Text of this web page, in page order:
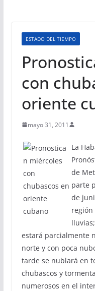
ESTADO DEL TIEMPO
con
oriente
mayo 31, 2011
La
de
parte
de
región
estará parcialmente
norte y con poca
tarde se nublará en
chubascos y
numerosos en el